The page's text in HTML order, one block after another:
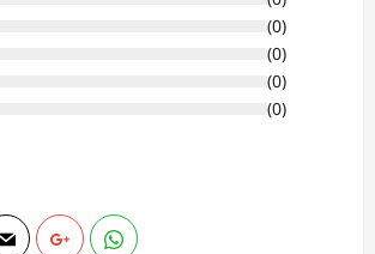
(0)
(0)
(0)
(0)